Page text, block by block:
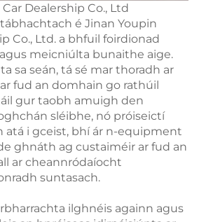
Dealership Co., Ltd
é Jinan Youpin
Co., Ltd. a bhfuil foirdionad
meicniúlta bunaithe aige.
sa seán, tá sé mar thoradh ar
fud an domhain go rathúil
gur taobh amuigh den
sléibhe, nó próiseictí
atá i gceist, bhí ár n-equipment
ghnáth ag custaiméir ar fud an
ar cheannródaíocht
suntasach.
ilghnéis againn agus